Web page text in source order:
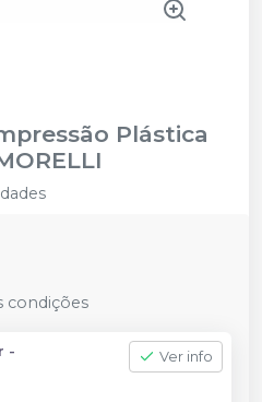
Plástica
condições
-
Ver info